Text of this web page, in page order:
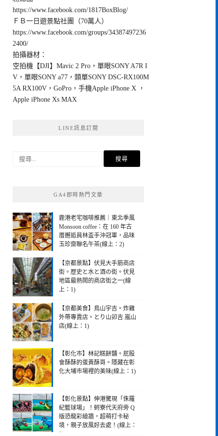
https://www.facebook.com/1817BoxBlog/
ＦＢ一日遊景點社團（70萬人）
https://www.facebook.com/groups/34387497236
2400/
拍攝器材：
空拍機【DJI】Mavic 2 Pro，單眼SONY A7R I
V，單眼SONY a77，類單SONY DSC-RX100M
5A RX100V，GoPro，手機Apple iPhone X ，
Apple iPhone Xs MAX
LINE訊息訂閱
搜
GA4即時熱門文章
鹿港老宅咖啡推薦｜東北季風
Monsoon coffee：在 160 年古
厝邂逅員林盃手沖冠軍，品味
玉珍齋聯名午茶(線上：2)
【京都景點】伏見大手筋商店
街。歴史と水と酒の街。伏見
地區最熱鬧的商店街之一(線
上：1)
【京都美食】鳥山宇吉。炸雞
外帶專賣店。とり山卯吉 嵐山
店(線上：1)
【彰化市】林記糕餅舖。屁股
會酥酥的蛋黃酥哥。隱藏在彰
化大埔市場裡的美味(線上：1)
【彰化景點】伸港驚現「侏羅
紀籃球場」！蚵寮代天府旁 Q
版恐龍彩繪牆，超萌打卡秘
境，親子放風好去處！(線上：
1)